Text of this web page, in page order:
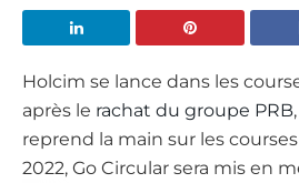
Holcim se lance dans les
après le rachat du groupe PRB
reprend la main sur les
2022, Go Circular sera mis en